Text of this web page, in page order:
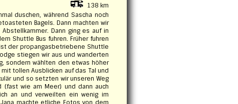
138 km
duschen, während Sascha noch
Bagels. Dann machten wir
Dann ging es auf in
Shuttle Bus fuhren. Früher fuhren
der propangasbetriebene Shuttle
stiegen wir aus und wanderten
sondern wählten den etwas höher
tollen Ausblicken auf das Tal und
und so setzten wir unseren Weg
wie am Meer) und dann auch
an und verweilten ein wenig im